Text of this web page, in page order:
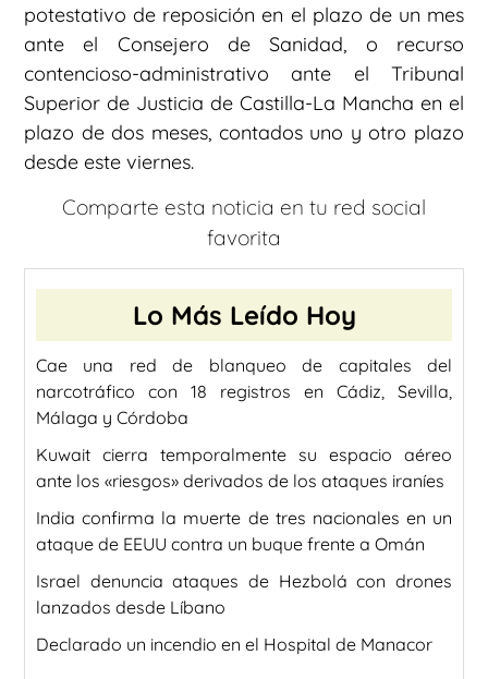
potestativo de reposición en el plazo de un mes
ante el Consejero de Sanidad, o recurso
contencioso-administrativo ante el Tribunal
Superior de Justicia de Castilla-La Mancha en el
plazo de dos meses, contados uno y otro plazo
desde este viernes.
Comparte esta noticia en tu red social
favorita
Lo Más Leído Hoy
Cae una red de blanqueo de capitales del
narcotráfico con 18 registros en Cádiz, Sevilla,
Málaga y Córdoba
Kuwait cierra temporalmente su espacio aéreo
ante los «riesgos» derivados de los ataques iraníes
India confirma la muerte de tres nacionales en un
ataque de EEUU contra un buque frente a Omán
Israel denuncia ataques de Hezbolá con drones
lanzados desde Líbano
Declarado un incendio en el Hospital de Manacor